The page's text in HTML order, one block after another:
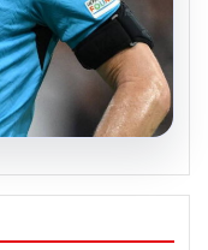
Belirlendi